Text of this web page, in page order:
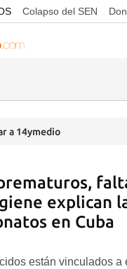
Colapso del SEN
a 14ymedio
explican
en Cuba
están vinculados a